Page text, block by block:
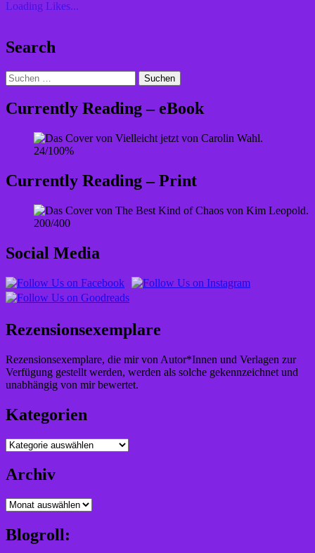
Loading Likes...
Search
Suchen
nach:
Currently Reading – eBook
24/100%
Currently Reading – Print
200/400
Social Media
Rezensionsexemplare
Rezensionsexemplare, die mir von Autor*Innen und Verlagen zur
Verfügung gestellt werden, werden als solche gekennzeichnet und
unabhängig von mir bewertet.
Kategorien
Kategorien
Archiv
Archiv
Blogroll: